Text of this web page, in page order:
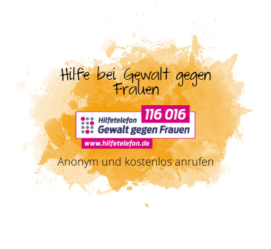
Hilfe bei Gewalt gegen
Frauen
Anonym und kostenlos anrufen